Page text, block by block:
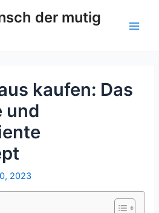
der mutig
kaufen: Das
und
2023